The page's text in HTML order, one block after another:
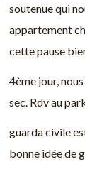
soutenue qui
appartement
cette pause
4ème jour,
sec. Rdv au
guarda civile
bonne idée de